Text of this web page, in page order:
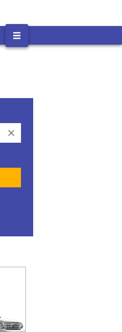
Clear